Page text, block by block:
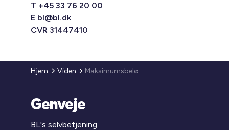
T +45 33 76 20 00
E bl@bl.dk
CVR 31447410
Hjem Viden Maksimumsbeløb og energitillæg for støttet boligbyggeri pr. 1.1.2011
Genveje
BL's selvbetjening